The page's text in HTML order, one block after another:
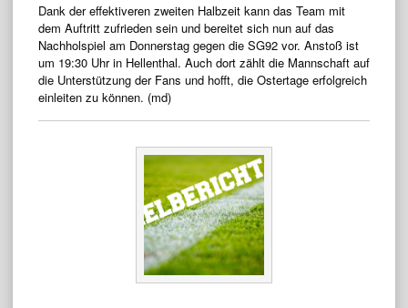
Dank der effektiveren zweiten Halbzeit kann das Team mit
dem Auftritt zufrieden sein und bereitet sich nun auf das
Nachholspiel am Donnerstag gegen die SG92 vor. Anstoß ist
um 19:30 Uhr in Hellenthal. Auch dort zählt die Mannschaft auf
die Unterstützung der Fans und hofft, die Ostertage erfolgreich
einleiten zu können. (md)